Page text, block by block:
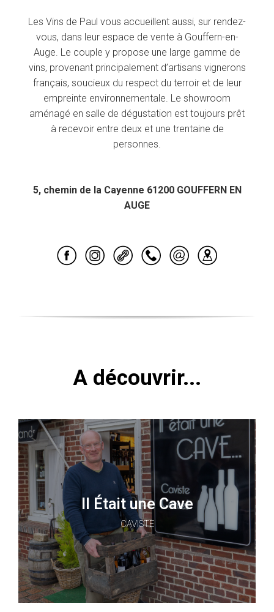
Les Vins de Paul vous accueillent aussi, sur rendez-
vous, dans leur espace de vente à Gouffern-en-
Auge. Le couple y propose une large gamme de
vins, provenant principalement d’artisans vignerons
français, soucieux du respect du terroir et de leur
empreinte environnementale. Le showroom
aménagé en salle de dégustation est toujours prêt
à recevoir entre deux et une trentaine de
personnes.
5, chemin de la Cayenne 61200 GOUFFERN EN
AUGE
A découvrir...
Il Était une Cave
CAVISTE